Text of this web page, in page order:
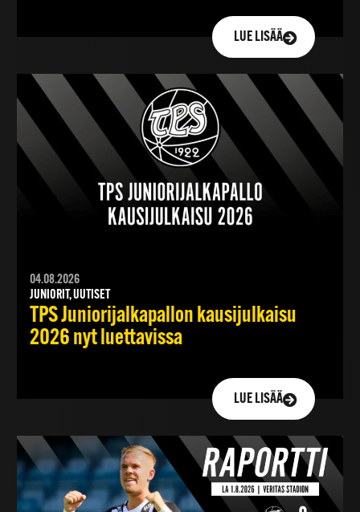
LUE LISÄÄ
04.08.2026
JUNIORIT, UUTISET
TPS Juniorijalkapallon kausijulkaisu
2026 nyt luettavissa
LUE LISÄÄ